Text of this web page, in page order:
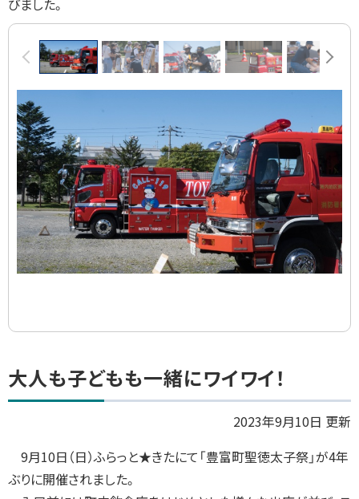
びました。
画
ラ
イ
ド
集
前へ 次へ
ト
ッ
る
大人も子どもも一緒にワイワイ！
2023年9月10日 更新
9月10日（日）ふらっと★きたにて「豊富町聖徳太子祭」が4年
ぶりに開催されました。